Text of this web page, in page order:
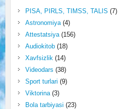
PISA, PIRLS, TIMSS, TALIS (7)
Astronomiya(4)
Attestatsiya(156)
Audiokitob(18)
Xavfsizlik (14)
Videodars (38)
Sport turlari (9)
Viktorina(3)
Bola tarbiyasi (23)